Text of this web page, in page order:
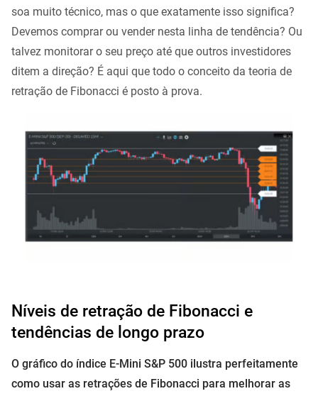
soa muito técnico, mas o que exatamente isso significa?
Devemos comprar ou vender nesta linha de tendência? Ou
talvez monitorar o seu preço até que outros investidores
ditem a direção? É aqui que todo o conceito da teoria de
retração de Fibonacci é posto à prova.
Níveis de retração de Fibonacci e
tendências de longo prazo
O gráfico do índice E-Mini S&P 500 ilustra perfeitamente
como usar as retrações de Fibonacci para melhorar as